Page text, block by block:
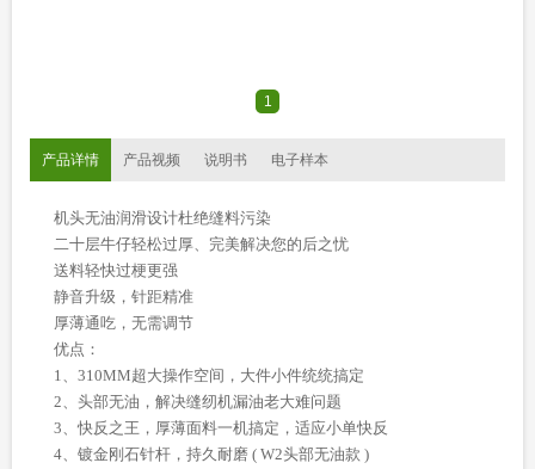
1
产品详情 产品视频 说明书 电子样本
机头无油润滑设计杜绝缝料污染
二十层牛仔轻松过厚、完美解决您的后之忧
送料轻快过梗更强
静音升级，针距精准
厚薄通吃，无需调节
优点：
1、310MM超大操作空间，大件小件统统搞定
2、头部无油，解决缝纫机漏油老大难问题
3、快反之王，厚薄面料一机搞定，适应小单快反
4、镀金刚石针杆，持久耐磨 ( W2头部无油款 )